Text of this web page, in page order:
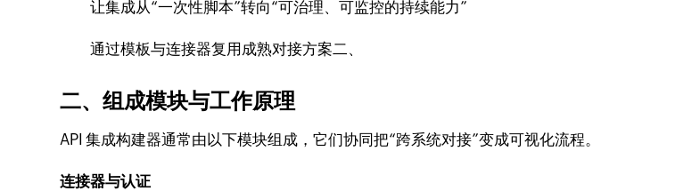
让集成从“一次性脚本”转向“可治理、可监控的持续能力”
通过模板与连接器复用成熟对接方案二、
二、组成模块与工作原理
API 集成构建器通常由以下模块组成，它们协同把“跨系统对接”变成可视化流程。
连接器与认证